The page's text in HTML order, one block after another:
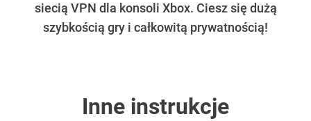
siecią VPN dla konsoli Xbox. Ciesz się dużą
szybkością gry i całkowitą prywatnością!
Inne instrukcje